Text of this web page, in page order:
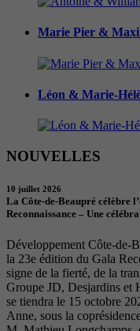
Marie Pier &
Léon & Marie-
NOUVELLES
10 juillet 2026
La Côte-de-Beaupré célèbre
Reconnaissance – Une
Développement Côte-de-
la 23e édition du Gala
signe de la fierté, de la
Groupe JD, Desjardins et
se tiendra le 15 octobre
Anne, sous la